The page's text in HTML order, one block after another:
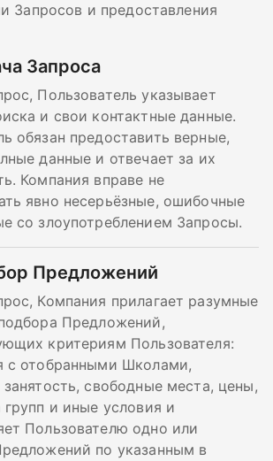
Запросов и предоставления
Запроса
Пользователь указывает
и свои контактные данные.
обязан предоставить верные,
данные и отвечает за их
Компания вправе не
явно несерьёзные, ошибочные
со злоупотреблением Запросы.
Предложений
Компания прилагает разумные
Предложений,
критериям Пользователя:
с отобранными Школами,
занятость, свободные места, цены,
групп и иные условия и
Пользователю одно или
по указанным в